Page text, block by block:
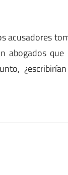
acusadores